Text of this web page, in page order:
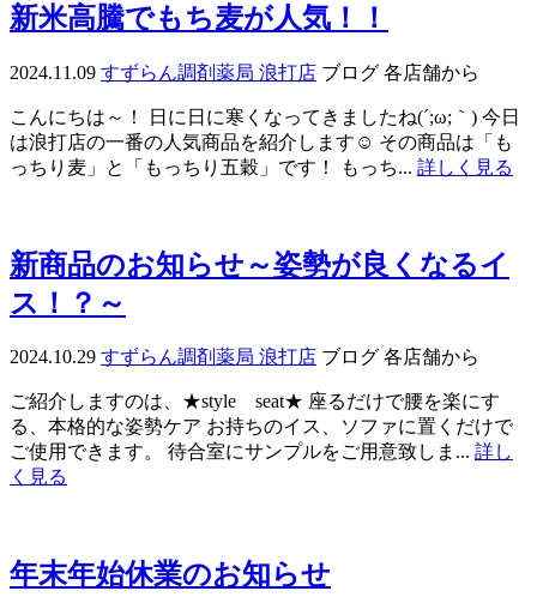
新米高騰でもち麦が人気！！
2024.11.09 すずらん調剤薬局 浪打店 ブログ 各店舗から
こんにちは～！ 日に日に寒くなってきましたね(´;ω;｀) 今日
は浪打店の一番の人気商品を紹介します☺ その商品は「も
っちり麦」と「もっちり五穀」です！ もっち... 詳しく見る
新商品のお知らせ～姿勢が良くなるイ
ス！？～
2024.10.29 すずらん調剤薬局 浪打店 ブログ 各店舗から
ご紹介しますのは、★style seat★ 座るだけで腰を楽にす
る、本格的な姿勢ケア お持ちのイス、ソファに置くだけで
ご使用できます。 待合室にサンプルをご用意致しま... 詳し
く見る
年末年始休業のお知らせ